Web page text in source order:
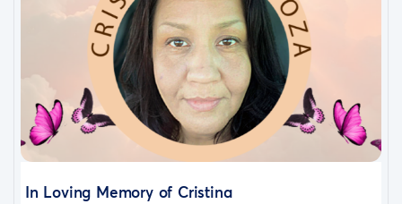
In Loving Memory of Cristina